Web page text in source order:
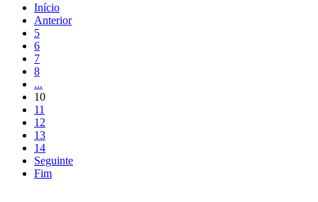
Início
Anterior
5
6
7
8
...
10
11
12
13
14
Seguinte
Fim